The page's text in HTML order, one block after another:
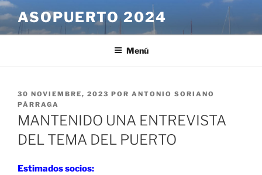
Saltar
al
contenido
ASOPUERTO 2024
Menú
PUBLICADO
EL
30 NOVIEMBRE, 2023 POR ANTONIO SORIANO
PÁRRAGA
MANTENIDO UNA ENTREVISTA
DEL TEMA DEL PUERTO
Estimados socios: